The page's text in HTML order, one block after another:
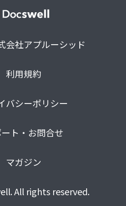
会社アプルーシッド
利用規約
バシーポリシー
ト・お問合せ
マガジン
All rights reserved.